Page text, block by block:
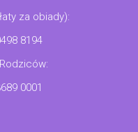
za obiady):
8194
0001